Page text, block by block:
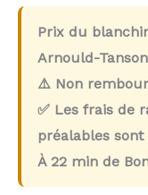
Prix du
Arnould-
⚠️ Non
✅ Les frais de
préalables
À 22 min de